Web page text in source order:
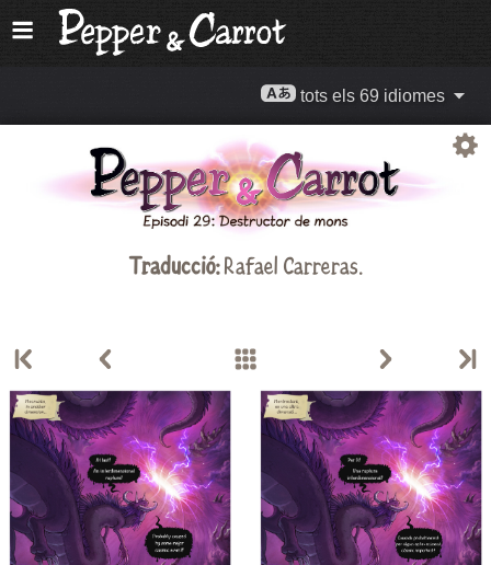
tots els 69 idiomes
Traducció:Rafael Carreras.